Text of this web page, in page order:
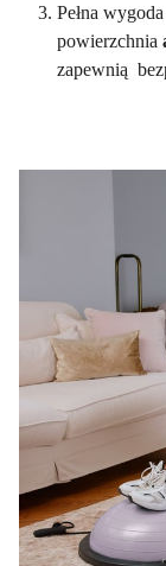
Pełna
powierzchnia
zapewnią